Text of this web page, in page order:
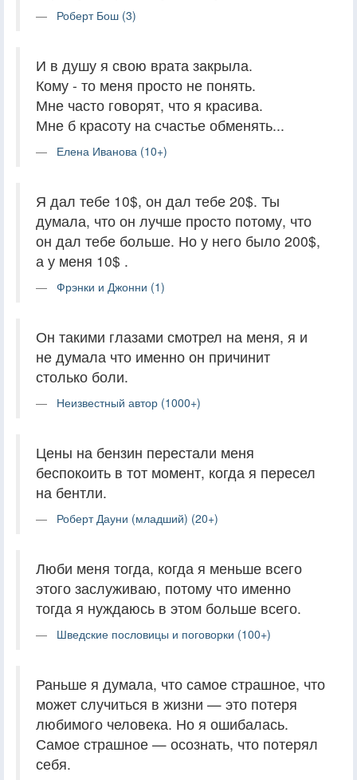
Роберт Бош (3)
И в душу я свою врата закрыла.
Кому - то меня просто не понять.
Мне часто говорят, что я красива.
Мне б красоту на счастье обменять...
Елена Иванова (10+)
Я дал тебе 10$, он дал тебе 20$. Ты
думала, что он лучше просто потому, что
он дал тебе больше. Но у него было 200$,
а у меня 10$ .
Фрэнки и Джонни (1)
Он такими глазами смотрел на меня, я и
не думала что именно он причинит
столько боли.
Неизвестный автор (1000+)
Цены на бензин перестали меня
беспокоить в тот момент, когда я пересел
на бентли.
Роберт Дауни (младший) (20+)
Люби меня тогда, когда я меньше всего
этого заслуживаю, потому что именно
тогда я нуждаюсь в этом больше всего.
Шведские пословицы и поговорки (100+)
Раньше я думала, что самое страшное, что
может случиться в жизни — это потеря
любимого человека. Но я ошибалась.
Самое страшное — осознать, что потерял
себя.